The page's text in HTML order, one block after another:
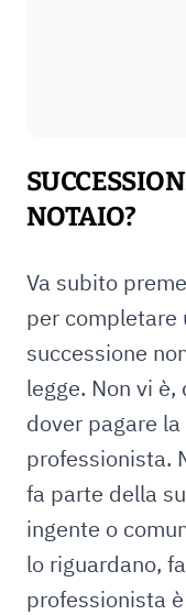
NOTAIO?
Va subito
per completare
successione
legge. Non vi
dover pagare
professionista.
fa parte della
ingente o
lo riguardano,
professionista